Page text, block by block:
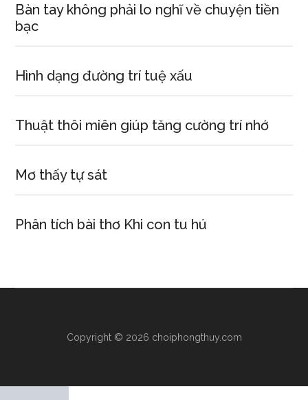
Bàn tay không phải lo nghĩ về chuyện tiền
bạc
Hình dạng đường trí tuệ xấu
Thuật thôi miên giúp tăng cường trí nhớ
Mơ thấy tự sát
Phân tích bài thơ Khi con tu hú
Copyright © 2026 choiphongthuy.com